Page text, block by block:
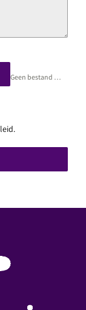
Geen bestand gekozen